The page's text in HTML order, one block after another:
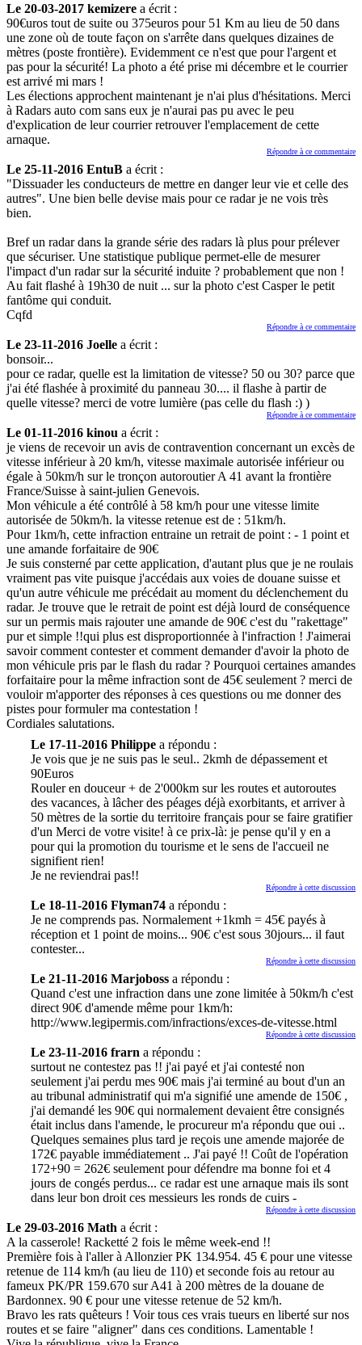
Le 20-03-2017 kemizere a écrit :
90€uros tout de suite ou 375euros pour 51 Km au lieu de 50 dans
une zone où de toute façon on s'arrête dans quelques dizaines de
mètres (poste frontière). Evidemment ce n'est que pour l'argent et
pas pour la sécurité! La photo a été prise mi décembre et le courrier
est arrivé mi mars !
Les élections approchent maintenant je n'ai plus d'hésitations. Merci
à Radars auto com sans eux je n'aurai pas pu avec le peu
d'explication de leur courrier retrouver l'emplacement de cette
arnaque.
Répondre à ce commentaire
Le 25-11-2016 EntuB a écrit :
"Dissuader les conducteurs de mettre en danger leur vie et celle des
autres". Une bien belle devise mais pour ce radar je ne vois très
bien.
Bref un radar dans la grande série des radars là plus pour prélever
que sécuriser. Une statistique publique permet-elle de mesurer
l'impact d'un radar sur la sécurité induite ? probablement que non !
Au fait flashé à 19h30 de nuit ... sur la photo c'est Casper le petit
fantôme qui conduit.
Cqfd
Répondre à ce commentaire
Le 23-11-2016 Joelle a écrit :
bonsoir...
pour ce radar, quelle est la limitation de vitesse? 50 ou 30? parce que
j'ai été flashée à proximité du panneau 30.... il flashe à partir de
quelle vitesse? merci de votre lumière (pas celle du flash :) )
Répondre à ce commentaire
Le 01-11-2016 kinou a écrit :
je viens de recevoir un avis de contravention concernant un excès de
vitesse inférieur à 20 km/h, vitesse maximale autorisée inférieur ou
égale à 50km/h sur le tronçon autoroutier A 41 avant la frontière
France/Suisse à saint-julien Genevois.
Mon véhicule a été contrôlé à 58 km/h pour une vitesse limite
autorisée de 50km/h. la vitesse retenue est de : 51km/h.
Pour 1km/h, cette infraction entraine un retrait de point : - 1 point et
une amande forfaitaire de 90€
Je suis consterné par cette application, d'autant plus que je ne roulais
vraiment pas vite puisque j'accédais aux voies de douane suisse et
qu'un autre véhicule me précédait au moment du déclenchement du
radar. Je trouve que le retrait de point est déjà lourd de conséquence
sur un permis mais rajouter une amande de 90€ c'est du "rakettage"
pur et simple !!qui plus est disproportionnée à l'infraction ! J'aimerai
savoir comment contester et comment demander d'avoir la photo de
mon véhicule pris par le flash du radar ? Pourquoi certaines amandes
forfaitaire pour la même infraction sont de 45€ seulement ? merci de
vouloir m'apporter des réponses à ces questions ou me donner des
pistes pour formuler ma contestation !
Cordiales salutations.
Le 17-11-2016 Philippe a répondu :
Je vois que je ne suis pas le seul.. 2kmh de dépassement et
90Euros
Rouler en douceur + de 2'000km sur les routes et autoroutes
des vacances, à lâcher des péages déjà exorbitants, et arriver à
50 mètres de la sortie du territoire français pour se faire gratifier
d'un Merci de votre visite! à ce prix-là: je pense qu'il y en a
pour qui la promotion du tourisme et le sens de l'accueil ne
signifient rien!
Je ne reviendrai pas!!
Répondre à cette discussion
Le 18-11-2016 Flyman74 a répondu :
Je ne comprends pas. Normalement +1kmh = 45€ payés à
réception et 1 point de moins... 90€ c'est sous 30jours... il faut
contester...
Répondre à cette discussion
Le 21-11-2016 Marjoboss a répondu :
Quand c'est une infraction dans une zone limitée à 50km/h c'est
direct 90€ d'amende même pour 1km/h:
http://www.legipermis.com/infractions/exces-de-vitesse.html
Répondre à cette discussion
Le 23-11-2016 frarn a répondu :
surtout ne contestez pas !! j'ai payé et j'ai contesté non
seulement j'ai perdu mes 90€ mais j'ai terminé au bout d'un an
au tribunal administratif qui m'a signifié une amende de 150€ ,
j'ai demandé les 90€ qui normalement devaient être consignés
était inclus dans l'amende, le procureur m'a répondu que oui ..
Quelques semaines plus tard je reçois une amende majorée de
172€ payable immédiatement .. J'ai payé !! Coût de l'opération
172+90 = 262€ seulement pour défendre ma bonne foi et 4
jours de congés perdus... ce radar est une arnaque mais ils sont
dans leur bon droit ces messieurs les ronds de cuirs -
Répondre à cette discussion
Le 29-03-2016 Math a écrit :
A la casserole! Racketté 2 fois le même week-end !!
Première fois à l'aller à Allonzier PK 134.954. 45 € pour une vitesse
retenue de 114 km/h (au lieu de 110) et seconde fois au retour au
fameux PK/PR 159.670 sur A41 à 200 mètres de la douane de
Bardonnex. 90 € pour une vitesse retenue de 52 km/h.
Bravo les rats quêteurs ! Voir tous ces vrais tueurs en liberté sur nos
routes et se faire "aligner" dans ces conditions. Lamentable !